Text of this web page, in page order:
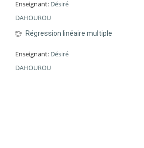
Enseignant: Désiré
DAHOUROU
Régression linéaire multiple
Enseignant: Désiré
DAHOUROU